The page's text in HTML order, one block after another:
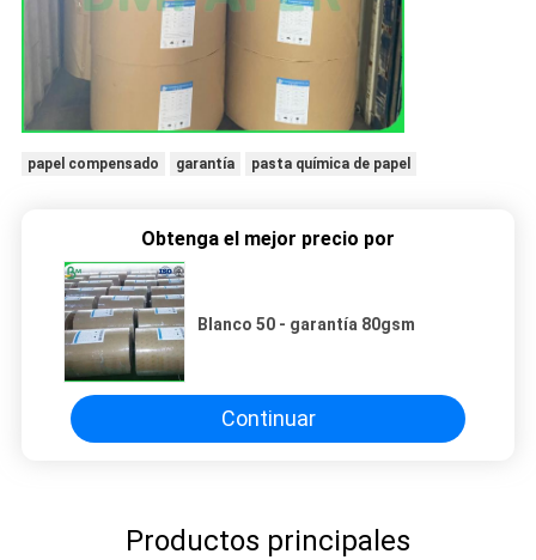
papel compensado garantía pasta química de papel
Obtenga el mejor precio por
Blanco 50 - garantía 80gsm
Continuar
Productos principales